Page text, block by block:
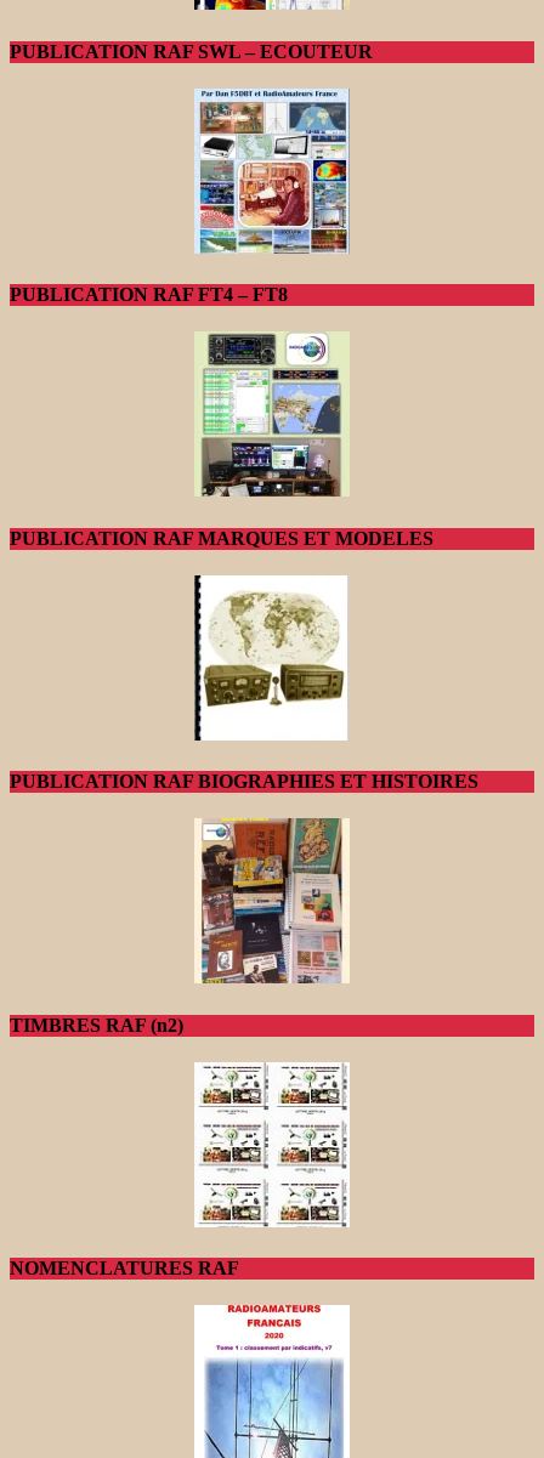
PUBLICATION RAF SWL – ECOUTEUR
PUBLICATION RAF FT4 – FT8
PUBLICATION RAF MARQUES ET MODELES
PUBLICATION RAF BIOGRAPHIES ET HISTOIRES
TIMBRES RAF (n2)
NOMENCLATURES RAF